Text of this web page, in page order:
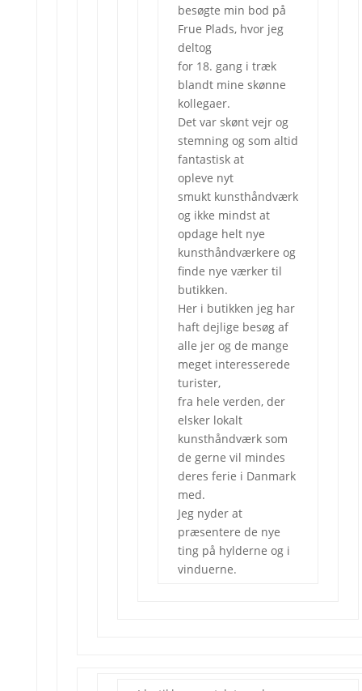
besøgte min bod på
Frue Plads, hvor jeg
deltog
for 18. gang i træk
blandt mine skønne
kollegaer.
Det var skønt vejr og
stemning og som altid
fantastisk at
opleve nyt
smukt kunsthåndværk
og ikke mindst at
opdage helt nye
kunsthåndværkere og
finde nye værker til
butikken.
Her i butikken jeg har
haft dejlige besøg af
alle jer og de mange
meget interesserede
turister,
fra hele verden, der
elsker lokalt
kunsthåndværk som
de gerne vil mindes
deres ferie i Danmark
med.
Jeg nyder at
præsentere de nye
ting på hylderne og i
vinduerne.